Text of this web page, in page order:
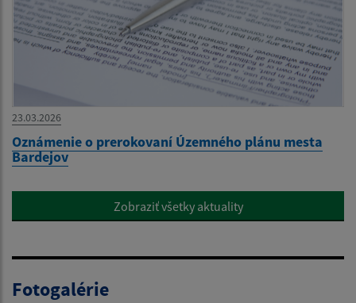
23.03.2026
Oznámenie o prerokovaní Územného plánu mesta
Bardejov
Zobraziť všetky aktuality
Fotogalérie